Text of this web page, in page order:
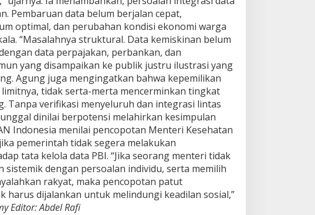
Pembaruan data belum berjalan cepat,
optimal, dan perubahan kondisi ekonomi warga
“Masalahnya struktural. Data kemiskinan belum
data perpajakan, perbankan, dan
yang disampaikan ke publik justru ilustrasi yang
Agung juga mengingatkan bahwa kepemilikan
tidak serta-merta mencerminkan tingkat
Tanpa verifikasi menyeluruh dan integrasi lintas
dinilai berpotensi melahirkan kesimpulan
Indonesia menilai pencopotan Menteri Kesehatan
pemerintah tidak segera melakukan
tata kelola data PBI. “Jika seorang menteri tidak
sistemik dengan persoalan individu, serta memilih
rakyat, maka pencopotan patut
harus dijalankan untuk melindungi keadilan sosial,”
Editor: Abdel Rafi